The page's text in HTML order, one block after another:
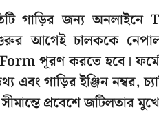
গাড়ির জন্য
আগেই চালককে
করতে হবে। ফর্মে
গাড়ির ইঞ্জিন নম্বর,
প্রবেশে জটিলতার